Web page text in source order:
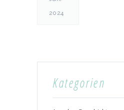
2024
Kategorien